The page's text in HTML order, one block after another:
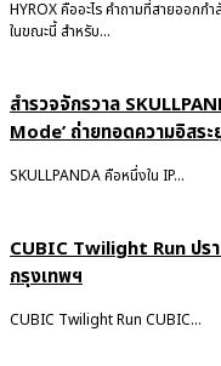
HYROX คืออะไร คำถามที่สายออกก
ในขณะนี้ สำหรับ...
สำรวจจักรวาล
Mode’ ถ่ายทอดความอิสระ
SKULLPANDA คือหนึ่งใน IP...
CUBIC Twilight Run ปร
กรุงเทพฯ
CUBIC Twilight Run CUBIC...